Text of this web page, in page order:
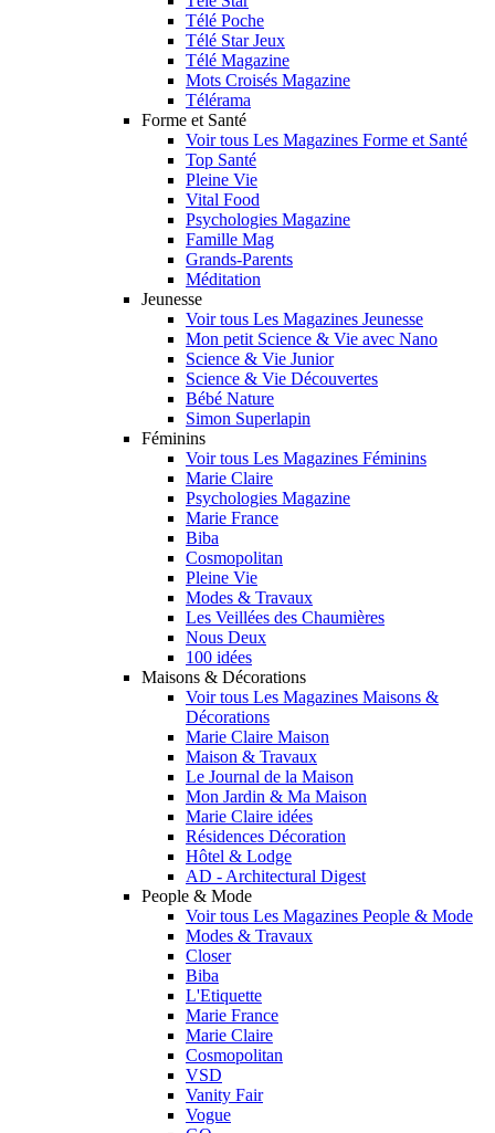
Télé Poche
Télé Star Jeux
Télé Magazine
Mots Croisés Magazine
Télérama
Forme et Santé
Voir tous Les Magazines Forme et Santé
Top Santé
Pleine Vie
Vital Food
Psychologies Magazine
Famille Mag
Grands-Parents
Méditation
Jeunesse
Voir tous Les Magazines Jeunesse
Mon petit Science & Vie avec Nano
Science & Vie Junior
Science & Vie Découvertes
Bébé Nature
Simon Superlapin
Féminins
Voir tous Les Magazines Féminins
Marie Claire
Psychologies Magazine
Marie France
Biba
Cosmopolitan
Pleine Vie
Modes & Travaux
Les Veillées des Chaumières
Nous Deux
100 idées
Maisons & Décorations
Voir tous Les Magazines Maisons &
Décorations
Marie Claire Maison
Maison & Travaux
Le Journal de la Maison
Mon Jardin & Ma Maison
Marie Claire idées
Résidences Décoration
Hôtel & Lodge
AD - Architectural Digest
People & Mode
Voir tous Les Magazines People & Mode
Modes & Travaux
Closer
Biba
L'Etiquette
Marie France
Marie Claire
Cosmopolitan
VSD
Vanity Fair
Vogue